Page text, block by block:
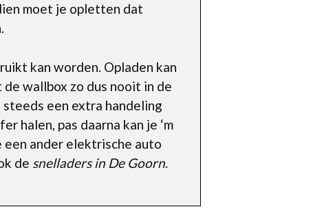
moet je opletten dat
kan worden. Opladen kan
wallbox zo dus nooit in de
een extra handeling
halen, pas daarna kan je ‘m
een ander elektrische auto
de snelladers in De Goorn